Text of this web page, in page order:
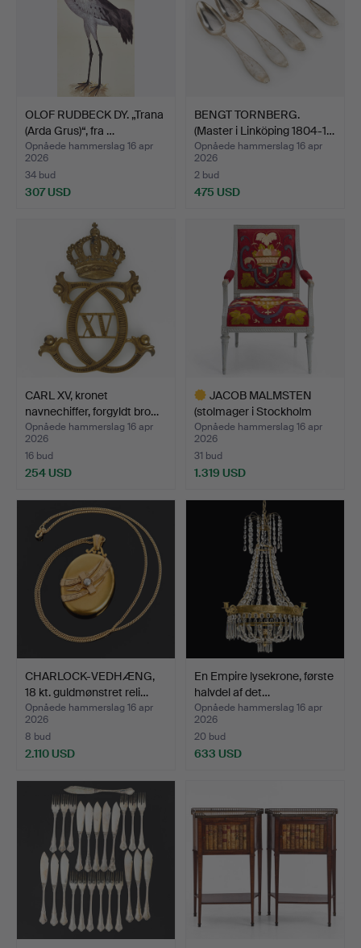
OLOF RUDBECK DY. „Trana
(Arda Grus)“, fra …
Opnåede hammerslag 16 apr
2026
34 bud
307 USD
BENGT TORNBERG.
(Master i Linköping 1804-1…
Opnåede hammerslag 16 apr
2026
2 bud
475 USD
CARL XV, kronet
navnechiffer, forgyldt bro…
Opnåede hammerslag 16 apr
2026
16 bud
254 USD
JACOB MALMSTEN
(stolmager i Stockholm
1780…
Opnåede hammerslag 16 apr
2026
31 bud
1.319 USD
CHARLOCK-VEDHÆNG,
18 kt. guldmønstret reli…
Opnåede hammerslag 16 apr
2026
8 bud
2.110 USD
En Empire lysekrone, første
halvdel af det…
Opnåede hammerslag 16 apr
2026
20 bud
633 USD